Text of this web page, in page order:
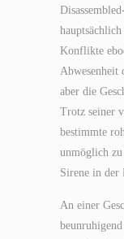
Konflikte
Abwesenheit
aber die
Trotz seiner
bestimmte
unmöglich
Sirene in der
An einer